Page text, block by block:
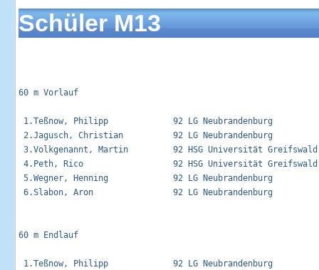
Schüler M13
60 m Vorlauf
1.Teßnow, Philipp             92 LG
2.Jagusch, Christian          92 LG
3.Volkgenannt, Martin         92 HSG Universität
4.Peth, Rico                  92 HSG Universität
5.Wegner, Henning             92 LG
6.Slabon, Aron                92 LG
60 m Endlauf
1.Teßnow, Philipp             92 LG Neubrandenburg